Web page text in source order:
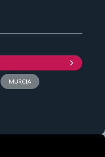
MURCIA